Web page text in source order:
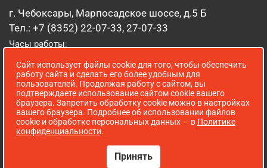
г. Чебоксары, Марпосадское шоссе, д.5 Б
Тел.: +7 (8352) 22-07-33, 27-07-33
Часы работы:
Суббота, Воскресенье: с 8:00 до 16:00
г. Йошкар-Ола, ул. Луначарского, д. 52 А
Тел.: (8362) 41-07-31
Часы работы:
Понедельник – Пятница: с 8:00 до 18:00
Сопровождение сайта WebStroy
Сайт использует файлы cookie для того, чтобы обеспечить
работу сайта и сделать его более удобным для
пользователей. Продолжая работу с сайтом, вы
подтверждаете использование сайтом cookie вашего
браузера. Запретить обработку cookie можно в настройках
вашего браузера. Подробнее об использовании файлов
cookie и обработке персональных данных — в Политике
конфиденциальности.
Принять